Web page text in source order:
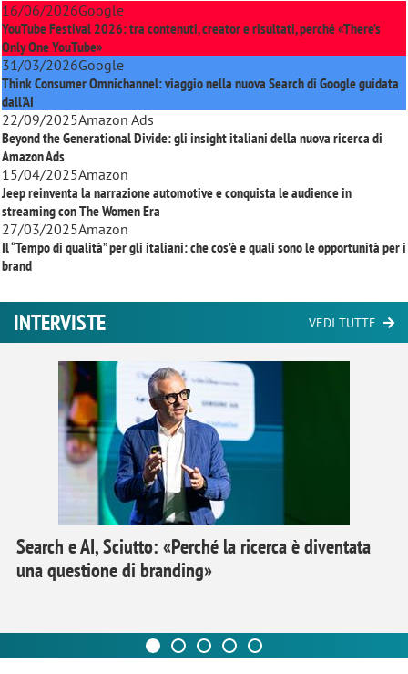
16/06/2026Google
YouTube Festival 2026: tra contenuti, creator e risultati, perché «There’s
Only One YouTube»
31/03/2026Google
Think Consumer Omnichannel: viaggio nella nuova Search di Google guidata
dall'AI
22/09/2025Amazon Ads
Beyond the Generational Divide: gli insight italiani della nuova ricerca di
Amazon Ads
15/04/2025Amazon
Jeep reinventa la narrazione automotive e conquista le audience in
streaming conThe Women Era
27/03/2025Amazon
Il “Tempo di qualità” per gli italiani: che cos’è e quali sono le opportunità per i
brand
INTERVISTE VEDI TUTTE
Search e AI, Sciutto: «Perché la ricerca è diventata
una questione di branding»